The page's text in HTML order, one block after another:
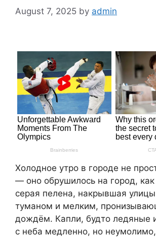
August 7, 2025 by admin
Холодное утро в городе не
— оно обрушилось на город,
серая пелена, накрывшая
туманом и мелким,
дождём. Капли, будто ледяные
с неба медленно, но